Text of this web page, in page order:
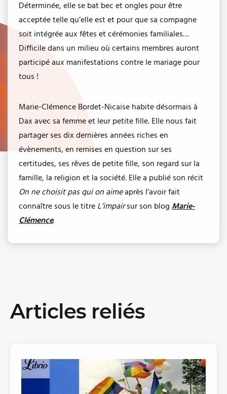
Déterminée, elle se bat bec et ongles pour être
acceptée telle qu’elle est et pour que sa compagne
soit intégrée aux fêtes et cérémonies familiales…
Difficile dans un milieu où certains membres auront
participé aux manifestations contre le mariage pour
tous !
Marie-Clémence Bordet-Nicaise habite désormais à
Dax avec sa femme et leur petite fille. Elle nous fait
partager ses dix dernières années riches en
évènements, en remises en question sur ses
certitudes, ses rêves de petite fille, son regard sur la
famille, la religion et la société. Elle a publié son récit
On ne choisit pas qui on aimeaprès l’avoir fait
connaître sous le titre L’impairsur son blog Marie-
Clémence.
Articles reliés